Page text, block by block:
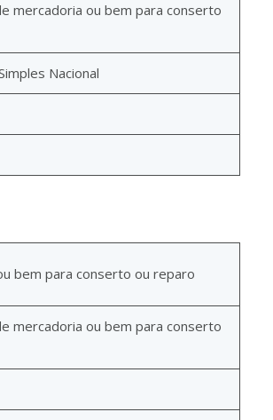
mercadoria ou bem para conserto
Nacional
bem para conserto ou reparo
mercadoria ou bem para conserto